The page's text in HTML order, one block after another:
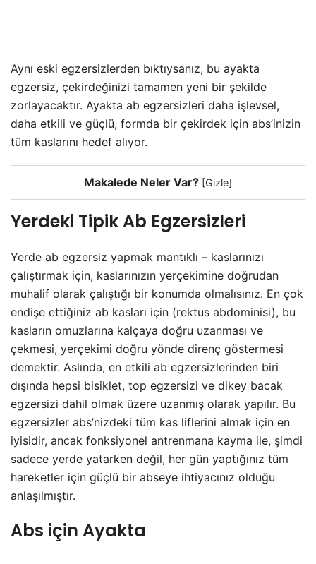
Aynı eski egzersizlerden bıktıysanız, bu ayakta
egzersiz, çekirdeğinizi tamamen yeni bir şekilde
zorlayacaktır. Ayakta ab egzersizleri daha işlevsel,
daha etkili ve güçlü, formda bir çekirdek için abs’inizin
tüm kaslarını hedef alıyor.
Makalede Neler Var? [Gizle]
Yerdeki Tipik Ab Egzersizleri
Yerde ab egzersiz yapmak mantıklı – kaslarınızı
çalıştırmak için, kaslarınızın yerçekimine doğrudan
muhalif olarak çalıştığı bir konumda olmalısınız. En çok
endişe ettiğiniz ab kasları için (rektus abdominisi), bu
kasların omuzlarına kalçaya doğru uzanması ve
çekmesi, yerçekimi doğru yönde direnç göstermesi
demektir. Aslında, en etkili ab egzersizlerinden biri
dışında hepsi bisiklet, top egzersizi ve dikey bacak
egzersizi dahil olmak üzere uzanmış olarak yapılır. Bu
egzersizler abs’nizdeki tüm kas liflerini almak için en
iyisidir, ancak fonksiyonel antrenmana kayma ile, şimdi
sadece yerde yatarken değil, her gün yaptığınız tüm
hareketler için güçlü bir abseye ihtiyacınız olduğu
anlaşılmıştır.
Abs için Ayakta